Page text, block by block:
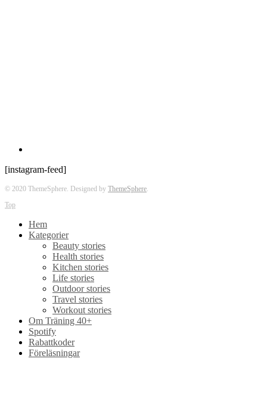
[instagram-feed]
© 2020 ThemeSphere. Designed by ThemeSphere.
Top
Hem
Kategorier
Beauty stories
Health stories
Kitchen stories
Life stories
Outdoor stories
Travel stories
Workout stories
Om Träning 40+
Spotify
Rabattkoder
Föreläsningar